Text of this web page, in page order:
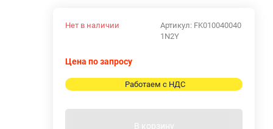
Артикул: FK010040040
1N2Y
Нет в наличии
Цена по запросу
Работаем с НДС
В корзину